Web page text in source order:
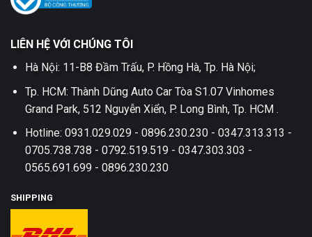
LIÊN HỆ VỚI CHÚNG TÔI
Hà Nội: 11-B8 Đầm Trấu, P. Hồng Hà, Tp. Hà Nội;
Tp. HCM: Thành Dũng Auto Car Tòa S1.07 Vinhomes
Grand Park, 512 Nguyễn Xiển, P. Long Bình, Tp. HCM .
Hotline: 0931.029.029 - 0896.230.230 - 0347.313.313 -
0705.738.738 - 0792.519.519 - 0347.303.303 -
0565.691.699 - 0896.230.230
SHIPPING